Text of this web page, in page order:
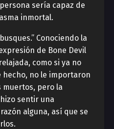
sería capaz de
inmortal.
Conociendo la
de Bone Devil
como si ya no
hecho, no le importaron
muertos, pero la
sentir una
alguna, así que se